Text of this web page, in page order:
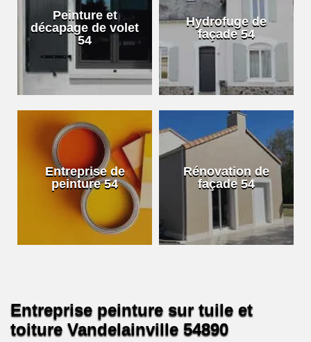
Peinture et
décapage de volet
54
Hydrofuge de
façade 54
Entreprise de
peinture 54
Rénovation de
façade 54
Entreprise peinture sur tuile et
toiture Vandelainville 54890